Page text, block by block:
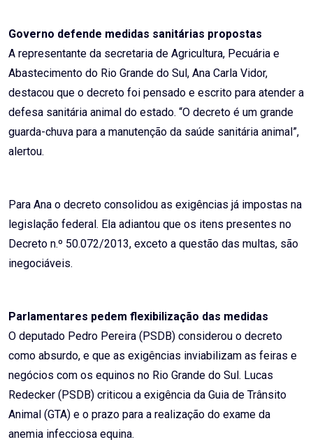
Governo defende medidas sanitárias propostas
A representante da secretaria de Agricultura, Pecuária e
Abastecimento do Rio Grande do Sul, Ana Carla Vidor,
destacou que o decreto foi pensado e escrito para atender a
defesa sanitária animal do estado. “O decreto é um grande
guarda-chuva para a manutenção da saúde sanitária animal”,
alertou.
Para Ana o decreto consolidou as exigências já impostas na
legislação federal. Ela adiantou que os itens presentes no
Decreto n.º 50.072/2013, exceto a questão das multas, são
inegociáveis.
Parlamentares pedem flexibilização das medidas
O deputado Pedro Pereira (PSDB) considerou o decreto
como absurdo, e que as exigências inviabilizam as feiras e
negócios com os equinos no Rio Grande do Sul. Lucas
Redecker (PSDB) criticou a exigência da Guia de Trânsito
Animal (GTA) e o prazo para a realização do exame da
anemia infecciosa equina.